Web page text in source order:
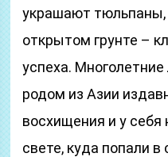
украшают тюльпаны,
открытом грунте –
успеха.
родом из Азии
восхищения и у себя
свете, куда попали